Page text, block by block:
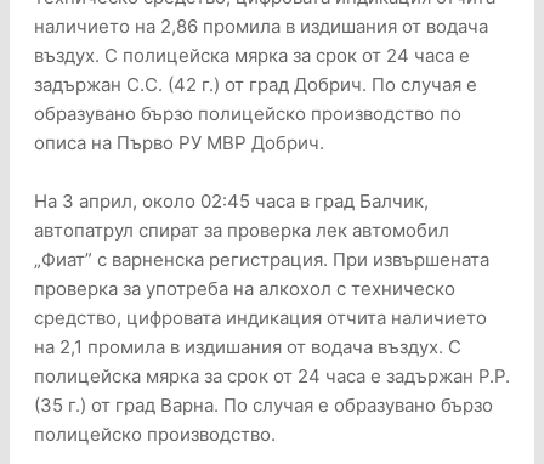
наличието на 2,86 промила в издишания от водача
въздух. С полицейска мярка за срок от 24 часа е
задържан С.С. (42 г.) от град Добрич. По случая е
образувано бързо полицейско производство по
описа на Първо РУ МВР Добрич.
На 3 април, около 02:45 часа в град Балчик,
автопатрул спират за проверка лек автомобил
„Фиат” с варненска регистрация. При извършената
проверка за употреба на алкохол с техническо
средство, цифровата индикация отчита наличието
на 2,1 промила в издишания от водача въздух. С
полицейска мярка за срок от 24 часа е задържан Р.Р.
(35 г.) от град Варна. По случая е образувано бързо
полицейско производство.